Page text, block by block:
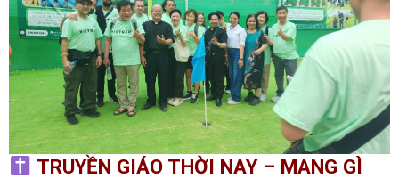
TRUYỀN GIÁO THỜI NAY – MANG GÌ